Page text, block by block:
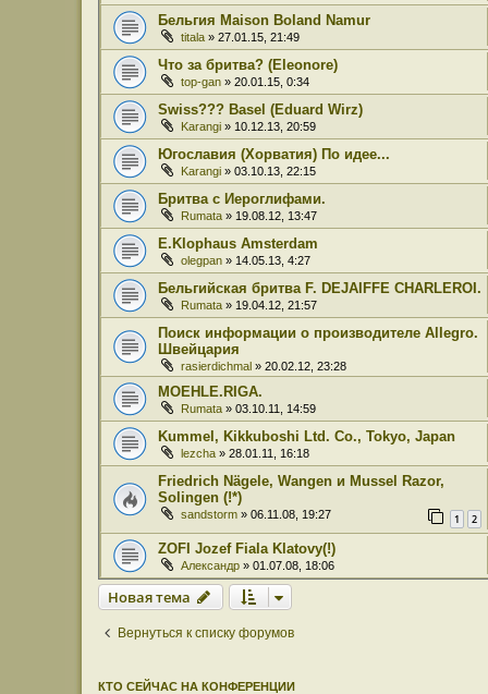
Бельгия Maison Boland Namur
titala » 27.01.15, 21:49
Что за бритва? (Eleonore)
top-gan » 20.01.15, 0:34
Swiss??? Basel (Eduard Wirz)
Karangi » 10.12.13, 20:59
Югославия (Хорватия) По идее...
Karangi » 03.10.13, 22:15
Бритва с Иероглифами.
Rumata » 19.08.12, 13:47
E.Klophaus Amsterdam
olegpan » 14.05.13, 4:27
Бельгийская бритва F. DEJAIFFE CHARLEROI.
Rumata » 19.04.12, 21:57
Поиск информации о производителе Allegro.
Швейцария
rasierdichmal » 20.02.12, 23:28
MOEHLE.RIGA.
Rumata » 03.10.11, 14:59
Kummel, Kikkuboshi Ltd. Co., Tokyo, Japan
lezcha » 28.01.11, 16:18
Friedrich Nägele, Wangen и Mussel Razor,
Solingen (!*)
sandstorm » 06.11.08, 19:27 1 2
ZOFI Jozef Fiala Klatovy(!)
Александр » 01.07.08, 18:06
Новая тема
Вернуться к списку форумов
КТО СЕЙЧАС НА КОНФЕРЕНЦИИ